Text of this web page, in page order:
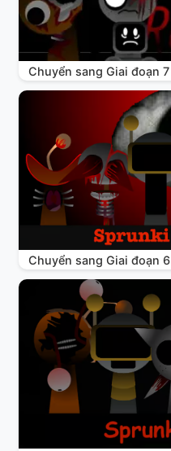
Chuyển sang Giai đoạn 7
Chuyển sang Giai đoạn 6